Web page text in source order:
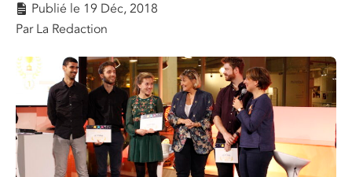
Publié le 19 Déc, 2018
Par La Redaction